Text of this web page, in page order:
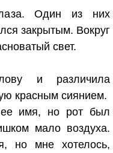
Один из них
закрытым. Вокруг
свет.
и различила
красным сиянием.
ее имя, но рот был
мало воздуха.
но мне хотелось,